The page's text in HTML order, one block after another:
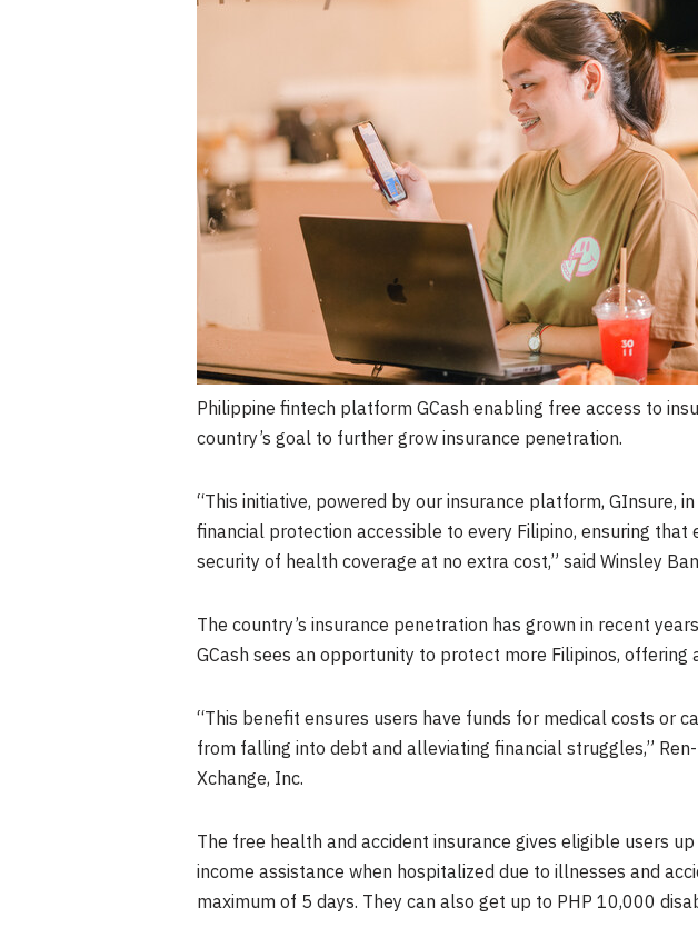
Philippine fintech platform GCash enabling free access to
country’s goal to further grow insurance penetration.
“This initiative, powered by our insurance platform, GInsure,
financial protection accessible to every Filipino, ensuring
security of health coverage at no extra cost,” saidWinsley
The country’s insurance penetration has grown in recent
GCash sees an opportunity to protect more Filipinos,
“This benefit ensures users have funds for medical costs or
from falling into debt and alleviating financial struggles,”
Xchange, Inc.
The free health and accident insurance gives eligible users
income assistance when hospitalized due to illnesses and
maximum of 5 days. They can also get up to PHP 10,000